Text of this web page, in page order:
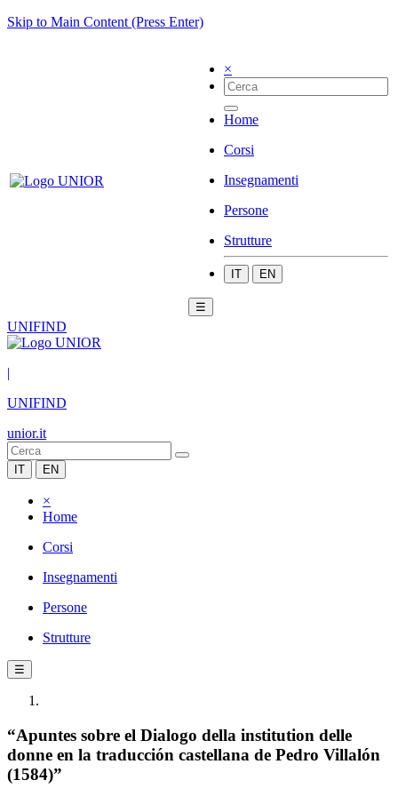
Skip to Main Content (Press Enter)
×
Home
Corsi
Insegnamenti
Persone
Strutture
IT EN
☰
UNIFIND
|
UNIFIND
unior.it
IT EN
×
Home
Corsi
Insegnamenti
Persone
Strutture
☰
“Apuntes sobre el Dialogo della institution delle
donne en la traducción castellana de Pedro Villalón
(1584)”